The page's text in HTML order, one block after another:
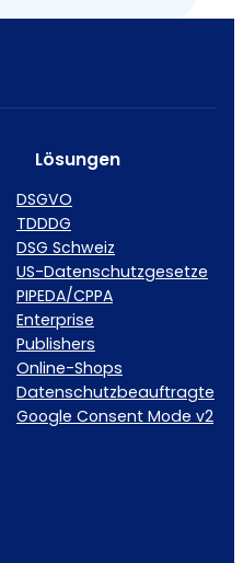
Lösungen
DSGVO
TDDDG
DSG Schweiz
US-Datenschutzgesetze
PIPEDA/CPPA
Enterprise
Publishers
Online-Shops
Datenschutzbeauftragte
Google Consent Mode v2